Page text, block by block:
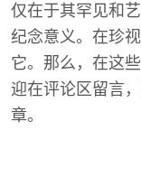
仅在于其罕见和
纪念意义。在珍
它。那么，在这
迎在评论区留言
章。